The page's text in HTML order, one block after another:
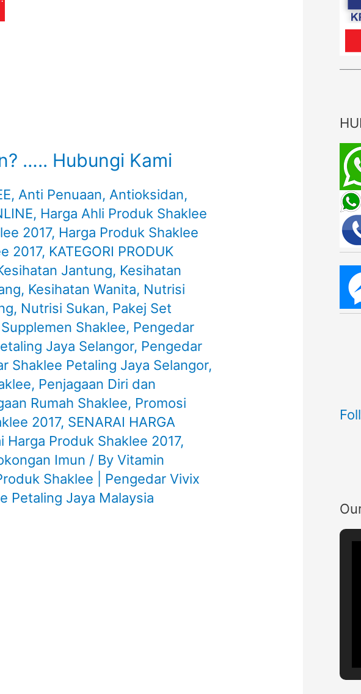
….. Hubungi Kami
, Anti Penuaan, Antioksidan,
, Harga Ahli Produk Shaklee
2017, Harga Produk Shaklee
2017, KATEGORI PRODUK
Jantung, Kesihatan
, Kesihatan Wanita, Nutrisi
, Nutrisi Sukan, Pakej Set
Shaklee, Pengedar
Jaya Selangor, Pengedar
Shaklee Petaling Jaya Selangor,
, Penjagaan Diri dan
Rumah Shaklee, Promosi
2017, SENARAI HARGA
Harga Produk Shaklee 2017,
Imun / By Vitamin
Shaklee | Pengedar Vivix
Petaling Jaya Malaysia